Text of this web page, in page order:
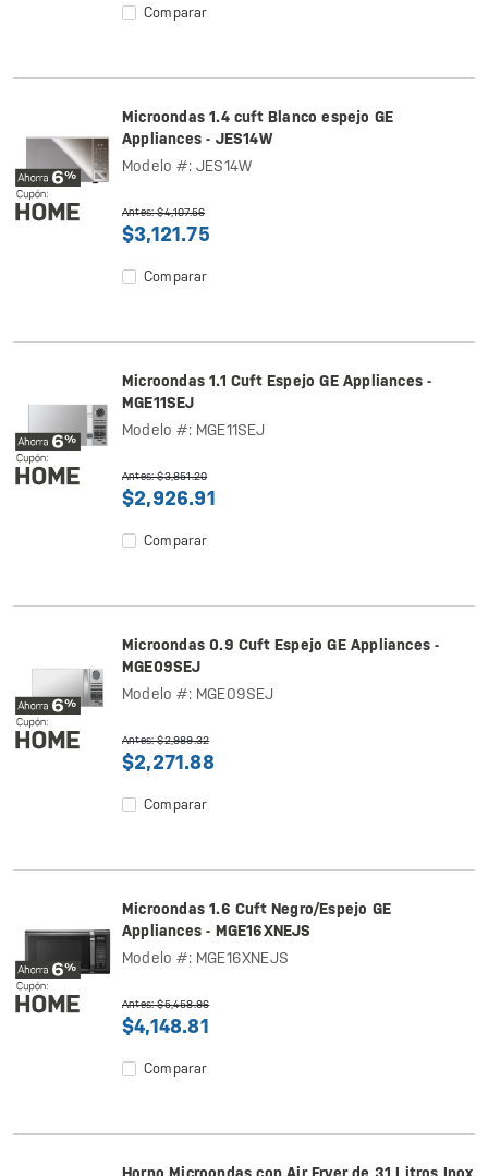
Comparar
Microondas 1.4 cuft Blanco espejo GE
Appliances - JES14W
Modelo #: JES14W
Antes: $4,107.56
$3,121.75
Comparar
Microondas 1.1 Cuft Espejo GE Appliances -
MGE11SEJ
Modelo #: MGE11SEJ
Antes: $3,851.20
$2,926.91
Comparar
Microondas 0.9 Cuft Espejo GE Appliances -
MGE09SEJ
Modelo #: MGE09SEJ
Antes: $2,989.32
$2,271.88
Comparar
Microondas 1.6 Cuft Negro/Espejo GE
Appliances - MGE16XNEJS
Modelo #: MGE16XNEJS
Antes: $5,458.96
$4,148.81
Comparar